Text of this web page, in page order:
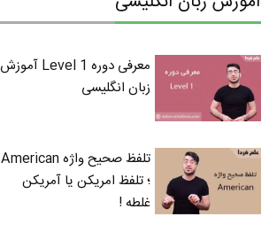
معرفی دوره Level 1 آموزش
زبان انگلیسی
تلفظ صحیح واژه American
؛ تلفظ امریکن یا آمریکن
غلطه !